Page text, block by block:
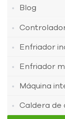
Blog
Enfriador
Enfriador
Máquina
Caldera de